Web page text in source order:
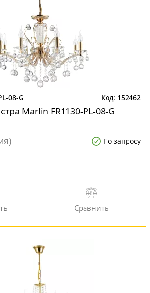
08-G 152462
Marlin FR1130-PL-08-G
По запросу